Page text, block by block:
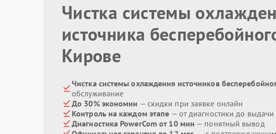
Чистка системы
источника
Кирове
Чистка системы охлаждения источников
обслуживание
До 30% экономии — скидки при заявке онлайн
Контроль на каждом этапе — от диагностики до выдачи
Диагностика PowerCom от 10 мин — понятный вывод